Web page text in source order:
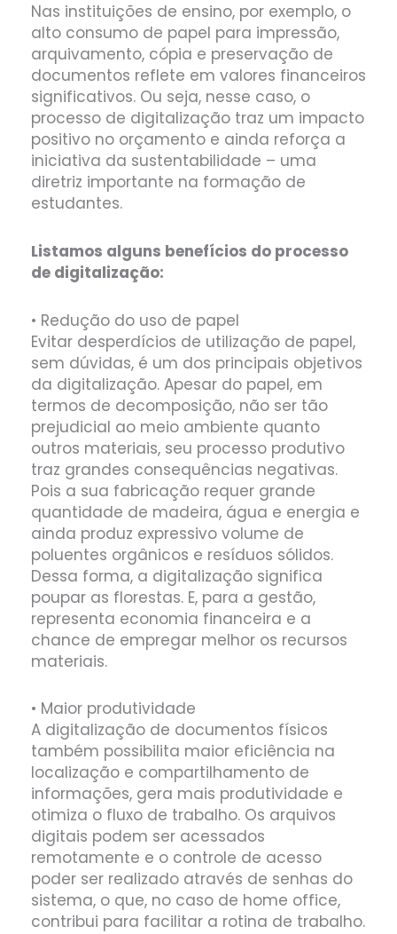
Nas instituições de ensino, por exemplo, o
alto consumo de papel para impressão,
arquivamento, cópia e preservação de
documentos reflete em valores financeiros
significativos. Ou seja, nesse caso, o
processo de digitalização traz um impacto
positivo no orçamento e ainda reforça a
iniciativa da sustentabilidade – uma
diretriz importante na formação de
estudantes.
Listamos alguns benefícios do processo
de digitalização:
• Redução do uso de papel
Evitar desperdícios de utilização de papel,
sem dúvidas, é um dos principais objetivos
da digitalização. Apesar do papel, em
termos de decomposição, não ser tão
prejudicial ao meio ambiente quanto
outros materiais, seu processo produtivo
traz grandes consequências negativas.
Pois a sua fabricação requer grande
quantidade de madeira, água e energia e
ainda produz expressivo volume de
poluentes orgânicos e resíduos sólidos.
Dessa forma, a digitalização significa
poupar as florestas. E, para a gestão,
representa economia financeira e a
chance de empregar melhor os recursos
materiais.
• Maior produtividade
A digitalização de documentos físicos
também possibilita maior eficiência na
localização e compartilhamento de
informações, gera mais produtividade e
otimiza o fluxo de trabalho. Os arquivos
digitais podem ser acessados
remotamente e o controle de acesso
poder ser realizado através de senhas do
sistema, o que, no caso de home office,
contribui para facilitar a rotina de trabalho.